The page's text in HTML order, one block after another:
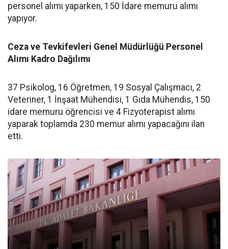
personel alımı yaparken, 150 İdare memuru alımı
yapıyor.
Ceza ve Tevkifevleri Genel Müdürlüğü Personel
Alımı Kadro Dağılımı
37 Psikolog, 16 Öğretmen, 19 Sosyal Çalışmacı, 2
Veteriner, 1 İnşaat Mühendisi, 1 Gıda Mühendis, 150
idare memuru öğrencisi ve 4 Fizyoterapist alımı
yaparak toplamda 230 memur alımı yapacağını ilan
etti.